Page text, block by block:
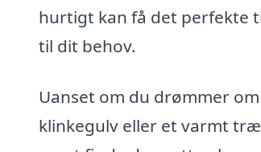
hurtigt kan få det perfekte
til dit behov.
Uanset om du drømmer
klinkegulv eller et varmt